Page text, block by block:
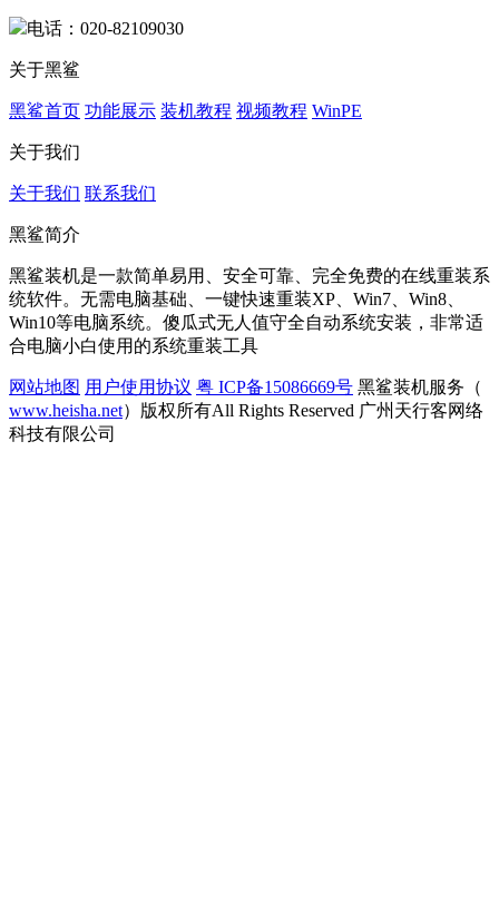
电话：020-82109030
关于黑鲨
黑鲨首页 功能展示 装机教程 视频教程 WinPE
关于我们
关于我们 联系我们
黑鲨简介
黑鲨装机是一款简单易用、安全可靠、完全免费的在线重装系
统软件。无需电脑基础、一键快速重装XP、Win7、Win8、
Win10等电脑系统。傻瓜式无人值守全自动系统安装，非常适
合电脑小白使用的系统重装工具
网站地图 用户使用协议 粤 ICP备15086669号 黑鲨装机服务（
www.heisha.net）版权所有All Rights Reserved 广州天行客网络
科技有限公司